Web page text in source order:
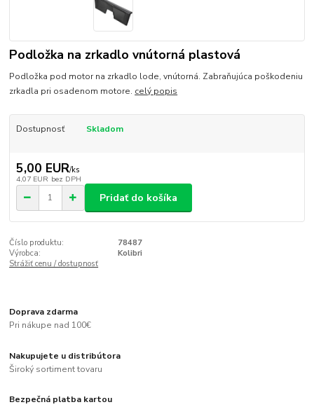
Podložka na zrkadlo vnútorná plastová
Podložka pod motor na zrkadlo lode, vnútorná. Zabraňujúca poškodeniu
zrkadla pri osadenom motore. celý popis
Dostupnosť Skladom
5,00 EUR/ks
4,07 EUR bez DPH
Pridať do košíka
Číslo produktu:
78487
Výrobca:
Kolibri
Strážiť cenu / dostupnosť
Doprava zdarma
Pri nákupe nad 100€
Nakupujete u distribútora
Široký sortiment tovaru
Bezpečná platba kartou